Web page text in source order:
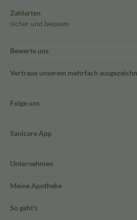
Zahlarten
sicher und bequem
Bewerte uns
Vertraue unserem mehrfach
Folge uns
Sanicare App
Unternehmen
Meine Apotheke
So geht's